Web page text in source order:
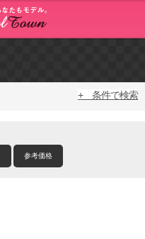
+ 条件で検索
参考価格